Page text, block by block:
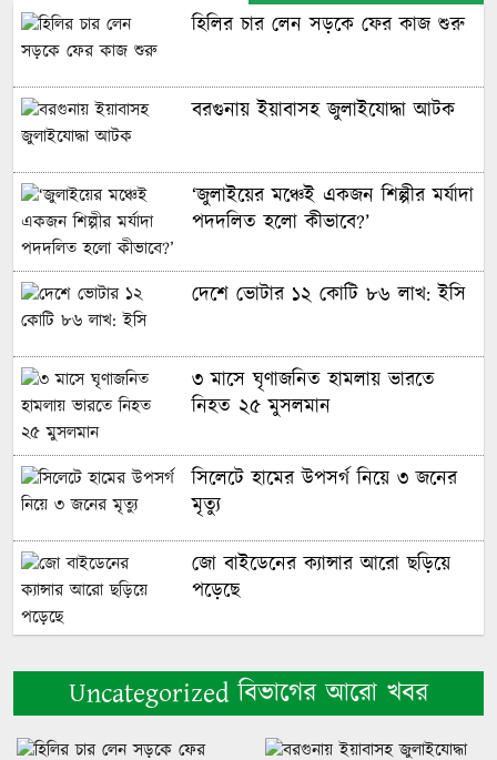
হিলির চার লেন সড়কে ফের কাজ শুরু
বরগুনায় ইয়াবাসহ জুলাইযোদ্ধা আটক
‘জুলাইয়ের মঞ্চেই একজন শিল্পীর মর্যাদা
পদদলিত হলো কীভাবে?’
দেশে ভোটার ১২ কোটি ৮৬ লাখ: ইসি
৩ মাসে ঘৃণাজনিত হামলায় ভারতে
নিহত ২৫ মুসলমান
সিলেটে হামের উপসর্গ নিয়ে ৩ জনের
মৃত্যু
জো বাইডেনের ক্যান্সার আরো ছড়িয়ে
পড়েছে
রণজয়-শ্যামৌপ্তির বিচ্ছেদ নিয়ে অভিকা
Uncategorized বিভাগের আরো খবর